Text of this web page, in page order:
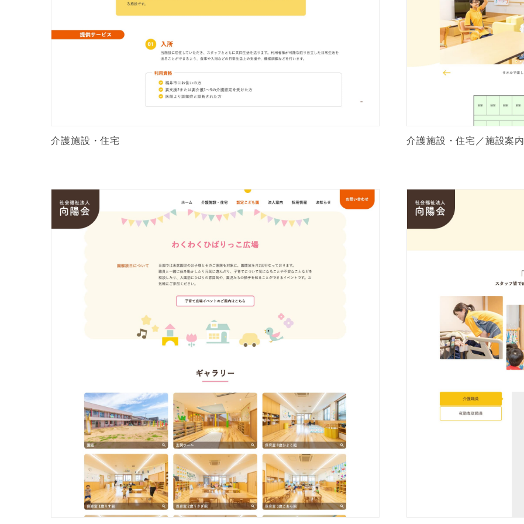
介護施設・住宅 介護施設・住宅／施設案内